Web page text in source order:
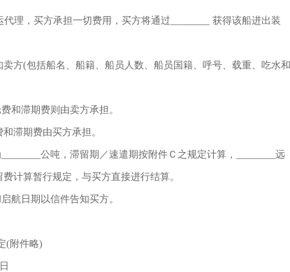
理，买方承担一切费用，买方将通过________ 获得该船进出装
方(包括船名、船籍、船员人数、船员国籍、呼号、载重、吃水和
和滞期费则由卖方承担。
滞期费由买方承担。
公吨，滞留期／速遣期按附件Ｃ之规定计算，________远
计算暂行规定，与买方直接进行结算。
航日期以信件告知买方。
(附件略)